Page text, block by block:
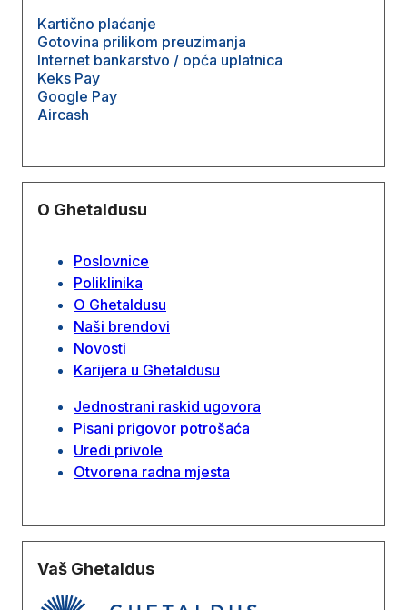
Kartično plaćanje
Gotovina prilikom preuzimanja
Internet bankarstvo / opća uplatnica
Keks Pay
Google Pay
Aircash
O Ghetaldusu
Poslovnice
Poliklinika
O Ghetaldusu
Naši brendovi
Novosti
Karijera u Ghetaldusu
Jednostrani raskid ugovora
Pisani prigovor potrošaća
Uredi privole
Otvorena radna mjesta
Vaš Ghetaldus